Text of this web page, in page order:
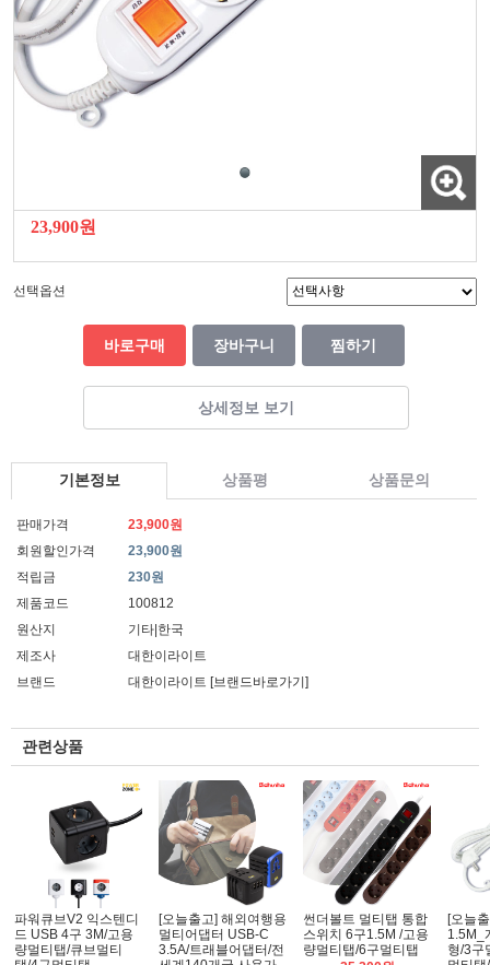
23,900원
선택옵션
바로구매 장바구니 찜하기
상세정보 보기
기본정보 상품평 상품문의
판매가격
23,900원
회원할인가격
23,900원
적립금
230원
제품코드
100812
원산지
기타|한국
제조사
대한이라이트
브랜드
대한이라이트 [브랜드바로가기]
관련상품
파워큐브V2 익스텐디
드 USB 4구 3M/고용
량멀티탭/큐브멀티
[오늘출고] 해외여행용
멀티어댑터 USB-C
3.5A/트래블어댑터/전
썬더볼트 멀티탭 통합
스위치 6구1.5M /고용
량멀티탭/6구멀티탭
[오늘
1.5M_
형/3구